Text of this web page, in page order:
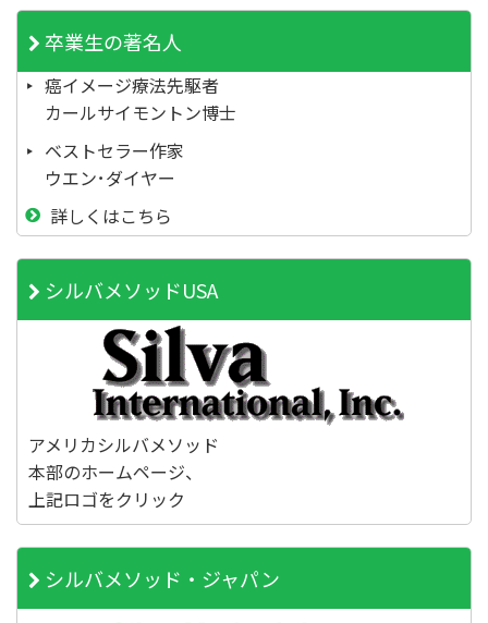
卒業生の著名人
癌イメージ療法先駆者
カールサイモントン博士
ベストセラー作家
ウエン･ダイヤー
詳しくはこちら
シルバメソッドUSA
アメリカシルバメソッド
本部のホームページ、
上記ロゴをクリック
シルバメソッド・ジャパン